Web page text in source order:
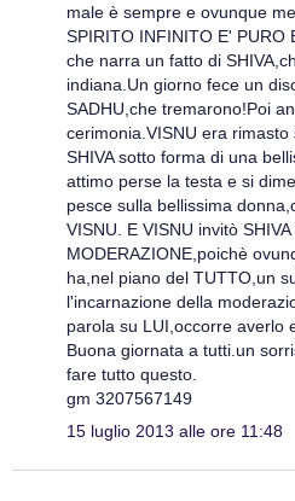
male è sempre e ovunque
SPIRITO INFINITO E' PURO
che narra un fatto di
indiana.Un giorno fece un
SADHU,che tremarono!Poi
cerimonia.VISNU era
SHIVA sotto forma di una
attimo perse la testa e si
pesce sulla bellissima
VISNU. E VISNU invitò SHIVA
MODERAZIONE,poichè
ha,nel piano del TUTTO,un
l'incarnazione della
parola su LUI,occorre averlo
Buona giornata a tutti.un
fare tutto questo.
gm 3207567149
15 luglio 2013 alle ore 11:48